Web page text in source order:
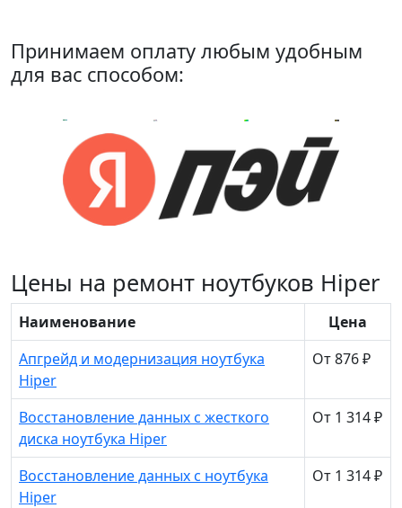
Принимаем оплату любым удобным
для вас способом:
Цены на ремонт ноутбуков Hiper
Наименование
Цена
Апгрейд и модернизация ноутбука
Hiper
От 876 ₽
Восстановление данных с жесткого
диска ноутбука Hiper
От 1 314 ₽
Восстановление данных с ноутбука
Hiper
От 1 314 ₽